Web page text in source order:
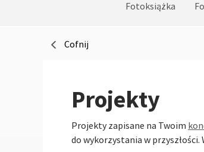
Fotoksiążka
Cofnij
Projekty
Projekty zapisane na Twoim
do wykorzystania w